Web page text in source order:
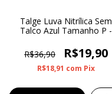
Talge Luva Nitrílica Sem
Talco Azul Tamanho P -
R$36,90
R$19,90
R$18,91 com Pix